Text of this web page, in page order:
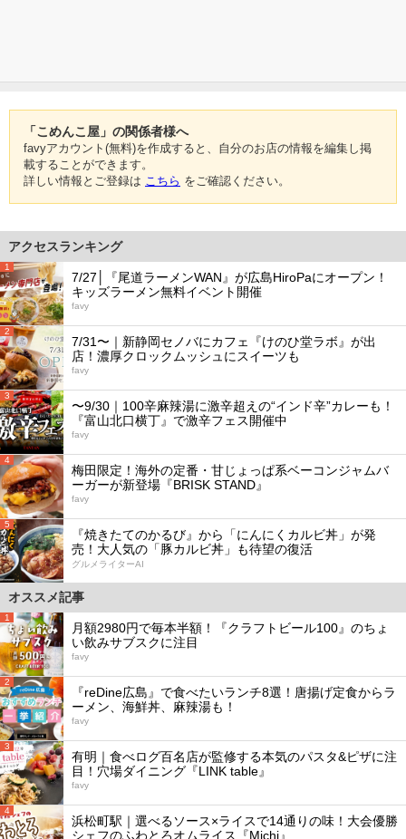
「こめんこ屋」の関係者様へ
favyアカウント(無料)を作成すると、自分のお店の情報を編集し掲
載することができます。
詳しい情報とご登録は こちら をご確認ください。
アクセスランキング
1
7/27│『尾道ラーメンWAN』が広島HiroPaにオープン！
キッズラーメン無料イベント開催
favy
2
7/31〜｜新静岡セノバにカフェ『けのひ堂ラボ』が出
店！濃厚クロックムッシュにスイーツも
favy
3
〜9/30｜100辛麻辣湯に激辛超えの“インド辛”カレーも！
『富山北口横丁』で激辛フェス開催中
favy
4
梅田限定！海外の定番・甘じょっぱ系ベーコンジャムバ
ーガーが新登場『BRISK STAND』
favy
5
『焼きたてのかるび』から「にんにくカルビ丼」が発
売！大人気の「豚カルビ丼」も待望の復活
グルメライターAI
オススメ記事
1
月額2980円で毎本半額！『クラフトビール100』のちょ
い飲みサブスクに注目
favy
2
『reDine広島』で食べたいランチ8選！唐揚げ定食からラ
ーメン、海鮮丼、麻辣湯も！
favy
3
有明｜食べログ百名店が監修する本気のパスタ&ピザに注
目！穴場ダイニング『LINK table』
favy
4
浜松町駅｜選べるソース×ライスで14通りの味！大会優勝
シェフのふわとろオムライス『Michi』